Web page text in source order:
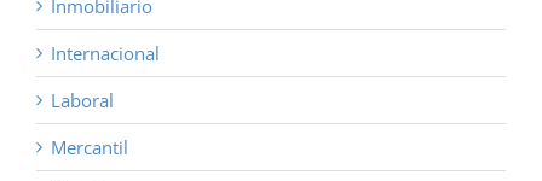
Inmobiliario
Internacional
Laboral
Mercantil